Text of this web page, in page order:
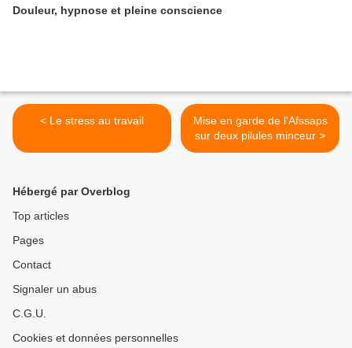
Douleur, hypnose et pleine conscience
< Le stress au travail
Mise en garde de l'Afssaps
sur deux pilules minceur >
Hébergé par Overblog
Top articles
Pages
Contact
Signaler un abus
C.G.U.
Cookies et données personnelles